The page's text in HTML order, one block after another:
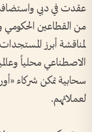
عقدت في دبي
من القطاعين الحكومي
لمناقشة أبرز
سحابية تمكن شركاء
لعملائهم.